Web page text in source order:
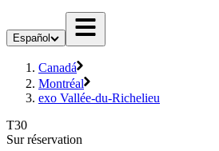
Español
Canadá
Montréal
exo Vallée-du-Richelieu
T30
Sur réservation